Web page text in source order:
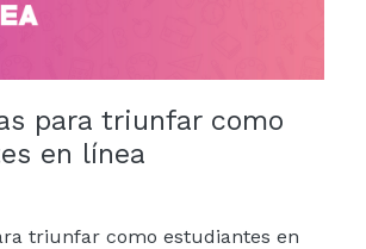
para triunfar como
en línea
triunfar como estudiantes en